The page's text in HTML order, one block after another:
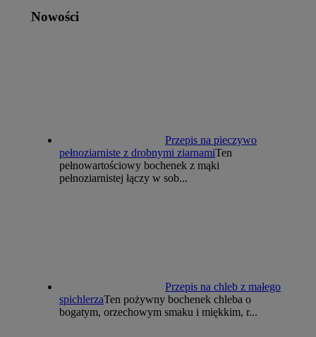
Nowości
Przepis na pieczywo
pełnoziarniste z drobnymi ziarnamiTen
pełnowartościowy bochenek z mąki
pełnoziarnistej łączy w sob...
Przepis na chleb z małego
spichlerzaTen pożywny bochenek chleba o
bogatym, orzechowym smaku i miękkim, r...